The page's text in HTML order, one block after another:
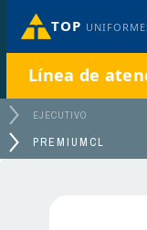
TOP
Línea de
EJECUTIVO
PREMIUMCL